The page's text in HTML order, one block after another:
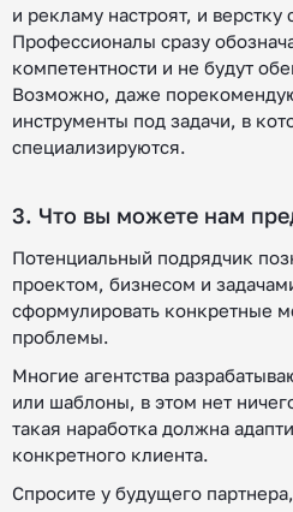
и рекламу настроят, и верстку
Профессионалы сразу
компетентности и не будут
Возможно, даже
инструменты под задачи, в
специализируются.
3. Что вы можете нам
Потенциальный подрядчик
проектом, бизнесом и
сформулировать конкретные
проблемы.
Многие агентства
или шаблоны, в этом нет
такая наработка должна
конкретного клиента.
Спросите у будущего